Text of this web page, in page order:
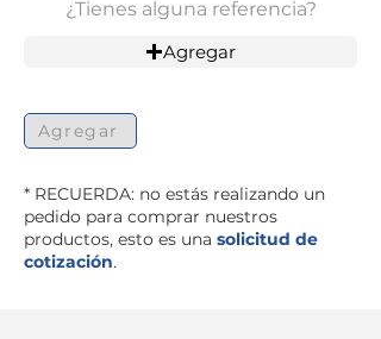
¿Tienes alguna referencia?
Agregar
Agregar
* RECUERDA: no estás realizando un
pedido para comprar nuestros
productos, esto es una solicitud de
cotización.